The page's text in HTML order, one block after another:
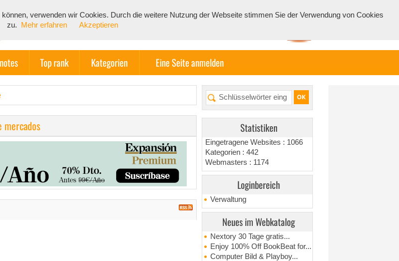
Top rank Kategorien Eine Seite anmelden
Statistiken
Eingetragene Websites : 1066
Kategorien : 442
Webmasters : 1174
Loginbereich
Verwaltung
Neues im Webkatalog
Nextory 30 Tage gratis...
Enjoy 100% Off BookBeat for...
Computer Bild & Playboy...
mercados
verwenden wir Cookies. Durch die weitere Nutzung der Webseite stimmen Sie der Verwendung von Cookies
zu.
Mehr erfahren Akzeptieren